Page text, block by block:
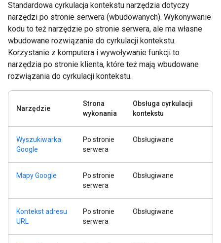
Standardowa cyrkulacja kontekstu narzędzia dotyczy
narzędzi po stronie serwera (wbudowanych). Wykonywanie
kodu to też narzędzie po stronie serwera, ale ma własne
wbudowane rozwiązanie do cyrkulacji kontekstu.
Korzystanie z komputera i wywoływanie funkcji to
narzędzia po stronie klienta, które też mają wbudowane
rozwiązania do cyrkulacji kontekstu.
Narzędzie
Strona
wykonania
Obsługa cyrkulacji
kontekstu
Wyszukiwarka
Google
Po stronie
serwera
Obsługiwane
Mapy Google
Po stronie
serwera
Obsługiwane
Kontekst adresu
URL
Po stronie
serwera
Obsługiwane